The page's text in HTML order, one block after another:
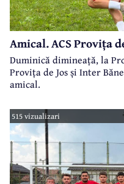
Amical. ACS Provița
Duminică dimineață, la
Provița de Jos și Inter
amical.
515 vizualizari